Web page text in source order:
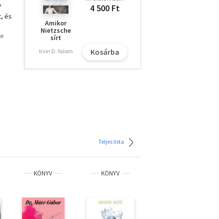
és
Amikor
Nietzsche
sírt
Irvin D. Yalom
4 500 Ft
Kosárba
Teljes lista
KÖNYV KÖNYV